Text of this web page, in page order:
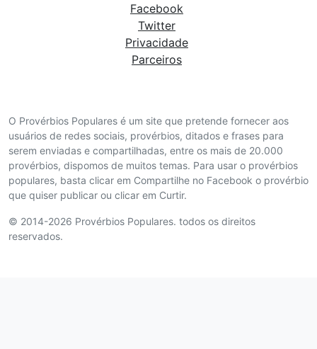
O Provérbios Populares é um site que pretende fornecer aos
usuários de redes sociais, provérbios, ditados e frases para
serem enviadas e compartilhadas, entre os mais de 20.000
provérbios, dispomos de muitos temas. Para usar o provérbios
populares, basta clicar em Compartilhe no Facebook o provérbio
que quiser publicar ou clicar em Curtir.
© 2014-2026 Provérbios Populares. todos os direitos
reservados.
Facebook
Twitter
Privacidade
Parceiros